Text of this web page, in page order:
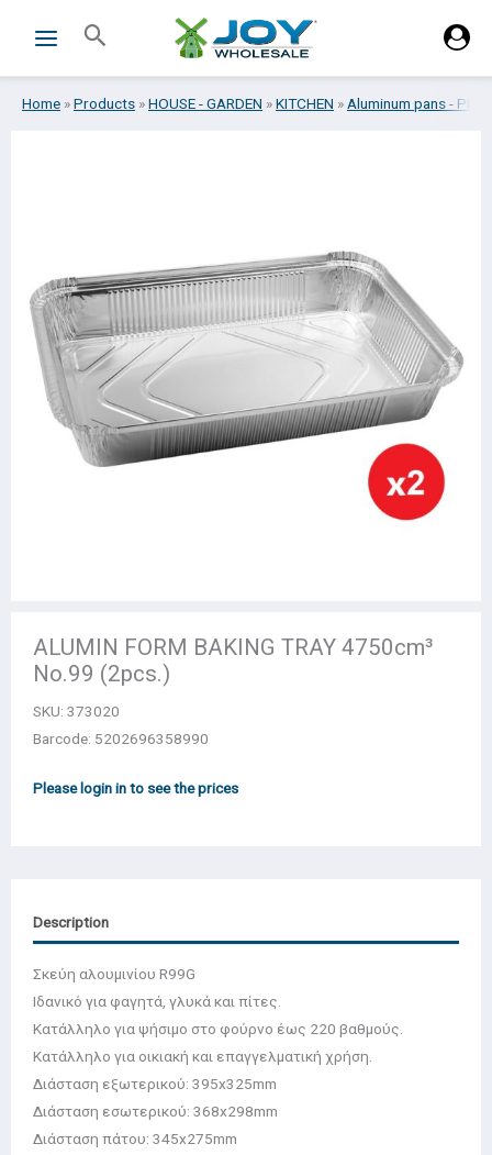
Search
Home »Products »HOUSE - GARDEN »KITCHEN » Aluminum pans - PET
ALUMIN FORM BAKING TRAY 4750cm³
No.99 (2pcs.)
SKU: 373020
Barcode: 5202696358990
Please login in to see the prices
Description
Σκεύη αλουμινίου R99G
Ιδανικό για φαγητά, γλυκά και πίτες.
Κατάλληλο για ψήσιμο στο φούρνο έως 220 βαθμούς.
Κατάλληλο για οικιακή και επαγγελματική χρήση.
Διάσταση εξωτερικού: 395x325mm
Διάσταση εσωτερικού: 368x298mm
Διάσταση πάτου: 345x275mm